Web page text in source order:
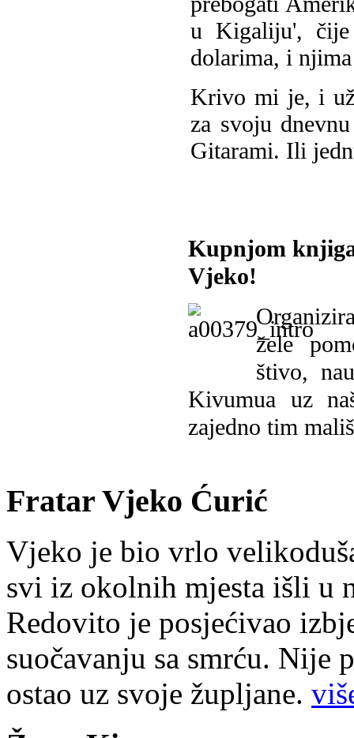
u Kigaliju', čije
dolarima, i
Krivo mi je, i
za svoju
Gitarami. Ili
Kupnjom
Vjeko!
žele
štivo,
Kivumua uz
zajedno tim
Fratar Vjeko Ćurić
Vjeko je bio vrlo
svi iz okolnih mjesta išli u
Redovito je posjećivao
suočavanju sa smrću. Nije
ostao uz svoje župljane.